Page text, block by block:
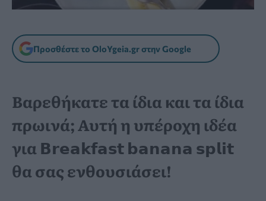
Προσθέστε το OloYgeia.gr στην Google
Βαρεθήκατε τα ίδια και τα ίδια
πρωινά; Αυτή η υπέροχη ιδέα
για 𝗕𝗿𝗲𝗮𝗸𝗳𝗮𝘀𝘁 𝗯𝗮𝗻𝗮𝗻𝗮 𝘀𝗽𝗹𝗶𝘁
θα σας ενθουσιάσει!